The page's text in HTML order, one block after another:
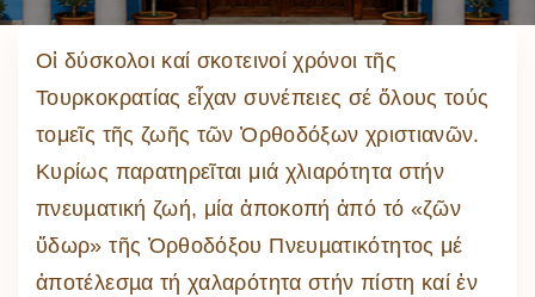
Οἱ δύσκολοι καί σκοτεινοί χρόνοι τῆς
Τουρκοκρατίας εἶχαν συνέπειες σέ ὅλους τούς
τομεῖς τῆς ζωῆς τῶν Ὀρθοδόξων χριστιανῶν.
Κυρίως παρατηρεῖται μιά χλιαρότητα στήν
πνευµατική ζωή, μία ἀποκοπή ἀπό τό «ζῶν
ὕδωρ» τῆς Ὀρθοδόξου Πνευµατικότητος μέ
ἀποτέλεσµα τή χαλαρότητα στήν πίστη καί ἐν